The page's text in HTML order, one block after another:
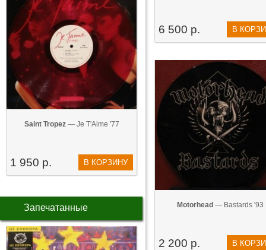
Saint Tropez— Je T'Aime '77
1 950 р. В КОРЗИНУ
Запечатанные
6 500 р. В
Motorhead — Bastards '93
2 200 р. В